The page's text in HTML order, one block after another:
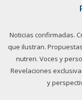
Noticias confirmadas.
que ilustran.
nutren. Voces y
Revelaciones
y